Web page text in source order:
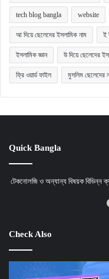
tech blog bangla website
আ দিয়ে ছেলেদের ইসলামিক নাম ই
ইসলামিক জ্ঞান উ দিয়ে ছেলেদের
ফ্রি ওয়ার্ড ফাইল মুসলিম ছেলেদের
Quick Bangla
টেকনোলজি ও অন্যান্য বিষয়ক বিভিন্ন
Check Also